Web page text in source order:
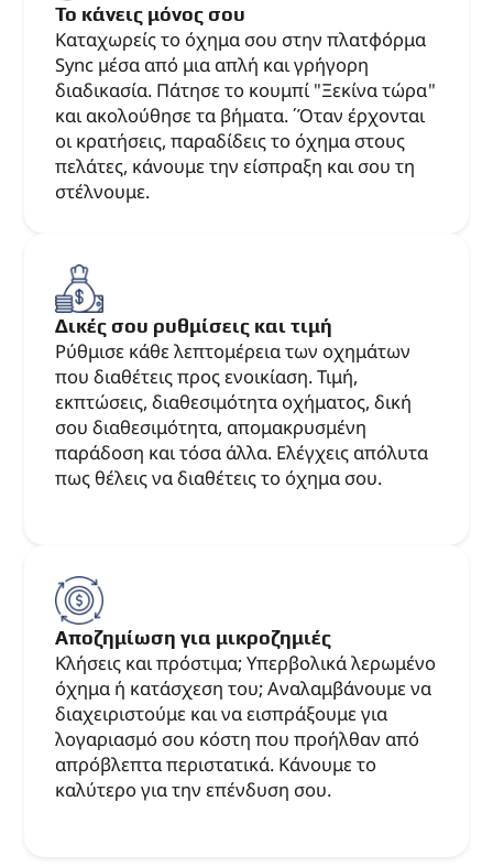
Το κάνεις μόνος σου
Καταχωρείς το όχημα σου στην πλατφόρμα
Sync μέσα από μια απλή και γρήγορη
διαδικασία. Πάτησε το κουμπί "Ξεκίνα τώρα"
και ακολούθησε τα βήματα. ΄Όταν έρχονται
οι κρατήσεις, παραδίδεις το όχημα στους
πελάτες, κάνουμε την είσπραξη και σου τη
στέλνουμε.
Δικές σου ρυθμίσεις και τιμή
Ρύθμισε κάθε λεπτομέρεια των οχημάτων
που διαθέτεις προς ενοικίαση. Τιμή,
εκπτώσεις, διαθεσιμότητα οχήματος, δική
σου διαθεσιμότητα, απομακρυσμένη
παράδοση και τόσα άλλα. Ελέγχεις απόλυτα
πως θέλεις να διαθέτεις το όχημα σου.
Αποζημίωση για μικροζημιές
Κλήσεις και πρόστιμα; Υπερβολικά λερωμένο
όχημα ή κατάσχεση του; Αναλαμβάνουμε να
διαχειριστούμε και να εισπράξουμε για
λογαριασμό σου κόστη που προήλθαν από
απρόβλεπτα περιστατικά. Κάνουμε το
καλύτερο για την επένδυση σου.